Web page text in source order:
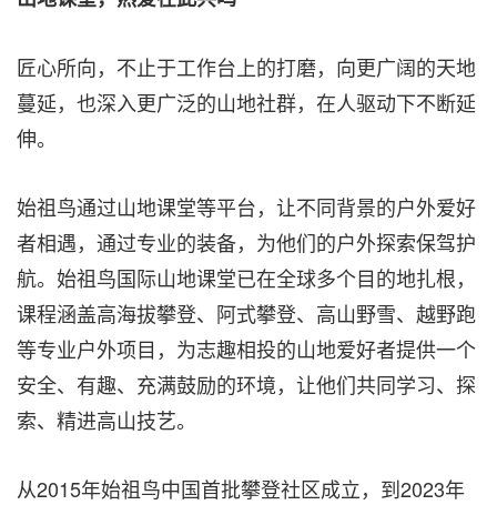
匠心所向，不止于工作台上的打磨，向更广阔的天地
蔓延，也深入更广泛的山地社群，在人驱动下不断延
伸。
始祖鸟通过山地课堂等平台，让不同背景的户外爱好
者相遇，通过专业的装备，为他们的户外探索保驾护
航。始祖鸟国际山地课堂已在全球多个目的地扎根，
课程涵盖高海拔攀登、阿式攀登、高山野雪、越野跑
等专业户外项目， 为志趣相投的山地爱好者提供一个
安全、有趣、充满鼓励的环境，让他们共同学习、探
索、精进高山技艺。
从2015年始祖鸟中国首批攀登社区成立，到2023年